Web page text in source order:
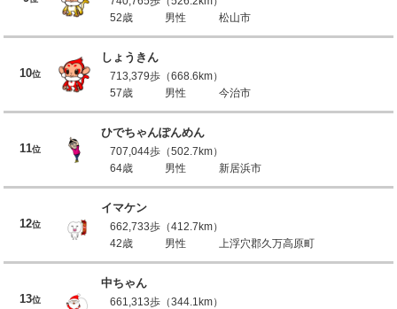
52歳
男性 松山市
10位
しょうきん
713,379歩（668.6km）
57歳
男性 今治市
11位
ひでちゃんぽんめん
707,044歩（502.7km）
64歳
男性 新居浜市
12位
イマケン
662,733歩（412.7km）
42歳
男性 上浮穴郡久万高原町
13位
中ちゃん
661,313歩（344.1km）